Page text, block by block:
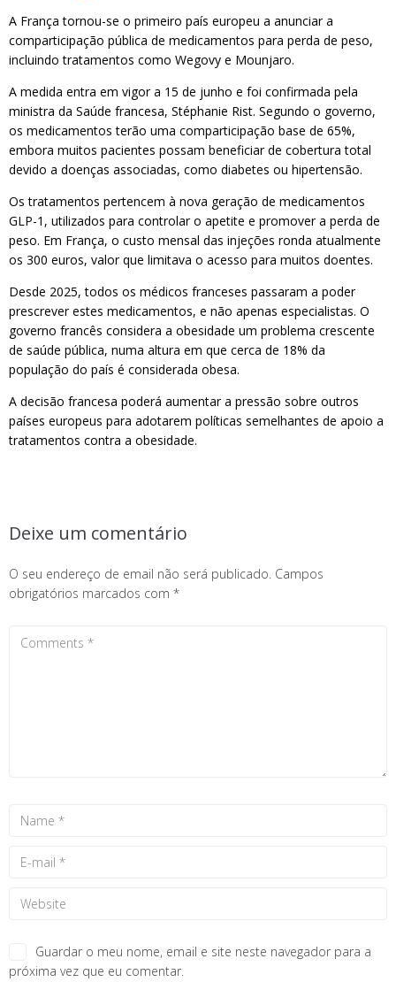
A França tornou-se o primeiro país europeu a anunciar a
comparticipação pública de medicamentos para perda de peso,
incluindo tratamentos como Wegovy e Mounjaro.
A medida entra em vigor a 15 de junho e foi confirmada pela
ministra da Saúde francesa, Stéphanie Rist. Segundo o governo,
os medicamentos terão uma comparticipação base de 65%,
embora muitos pacientes possam beneficiar de cobertura total
devido a doenças associadas, como diabetes ou hipertensão.
Os tratamentos pertencem à nova geração de medicamentos
GLP-1, utilizados para controlar o apetite e promover a perda de
peso. Em França, o custo mensal das injeções ronda atualmente
os 300 euros, valor que limitava o acesso para muitos doentes.
Desde 2025, todos os médicos franceses passaram a poder
prescrever estes medicamentos, e não apenas especialistas. O
governo francês considera a obesidade um problema crescente
de saúde pública, numa altura em que cerca de 18% da
população do país é considerada obesa.
A decisão francesa poderá aumentar a pressão sobre outros
países europeus para adotarem políticas semelhantes de apoio a
tratamentos contra a obesidade.
Deixe um comentário
O seu endereço de email não será publicado. Campos
obrigatórios marcados com *
Guardar o meu nome, email e site neste navegador para a
próxima vez que eu comentar.